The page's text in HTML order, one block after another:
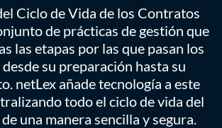
Ciclo de Vida de los Contratos
de prácticas de gestión que
las etapas por las que pasan los
su preparación hasta su
netLex añade tecnología a este
todo el ciclo de vida del
una manera sencilla y segura.